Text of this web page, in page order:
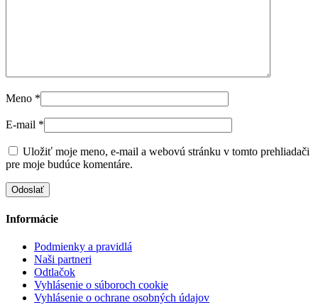
Meno *
E-mail *
Uložiť moje meno, e-mail a webovú stránku v tomto prehliadači
pre moje budúce komentáre.
Informácie
Podmienky a pravidlá
Naši partneri
Odtlačok
Vyhlásenie o súboroch cookie
Vyhlásenie o ochrane osobných údajov